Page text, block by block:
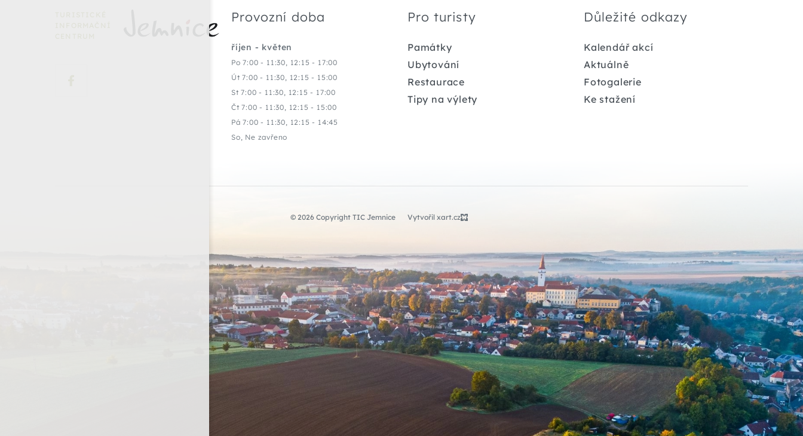
Provozní doba
říjen - květen
Po 7:00 - 11:30, 12:15 - 17:00
Út 7:00 - 11:30, 12:15 - 15:00
St 7:00 - 11:30, 12:15 - 17:00
Čt 7:00 - 11:30, 12:15 - 15:00
Pá 7:00 - 11:30, 12:15 - 14:45
So, Ne zavřeno
Pro turisty
Památky
Ubytování
Restaurace
Tipy na výlety
Důležité odkazy
Kalendář akcí
Aktuálně
Fotogalerie
Ke stažení
© 2026 Copyright TIC Jemnice Vytvořil xart.cz